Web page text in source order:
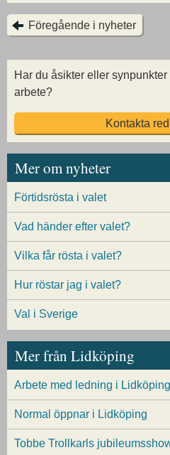
Föregående i nyheter
Har du åsikter eller
arbete?
Kontakta
Mer om nyheter
Förtidsrösta i valet
Vad händer efter valet?
Vilka får rösta i valet?
Hur röstar jag i valet?
Val i Sverige
Mer från Lidköping
Arbete med ledning i Lidköping
Normal öppnar i Lidköping
Tobbe Trollkarls